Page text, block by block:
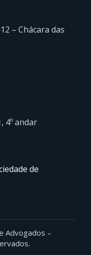
– Chácara das
4º andar
de
Advogados –